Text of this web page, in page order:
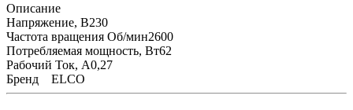
Описание
Напряжение, В230
Частота вращения Об/мин2600
Потребляемая мощность, Вт62
Рабочий Ток, А0,27
Бренд ELCO